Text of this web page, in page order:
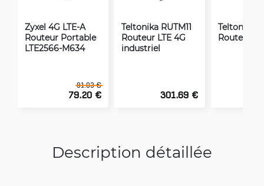
Zyxel 4G LTE-A
Routeur Portable
LTE2566-M634
91.03 €
79.20 €
Teltonika RUTM11
Routeur LTE 4G
industriel
301.69 €
Teltonika
Routeur
Description détaillée